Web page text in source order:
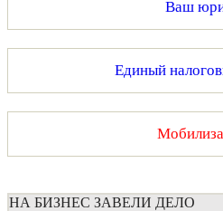
Ваш
Единый
НА БИЗНЕС ЗАВЕЛИ ДЕЛО